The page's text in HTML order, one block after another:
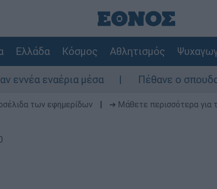
Ελλάδα Κόσμος Αθλητισμός
μέσα Πέθανε ο σπουδαίος
των εφημερίδων ➔ Μάθετε περισσότερα για